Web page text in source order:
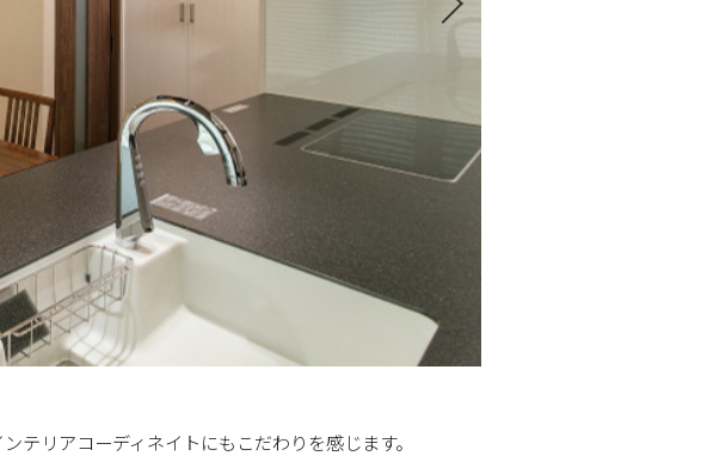
テリアコーディネイトにもこだわりを感じます。